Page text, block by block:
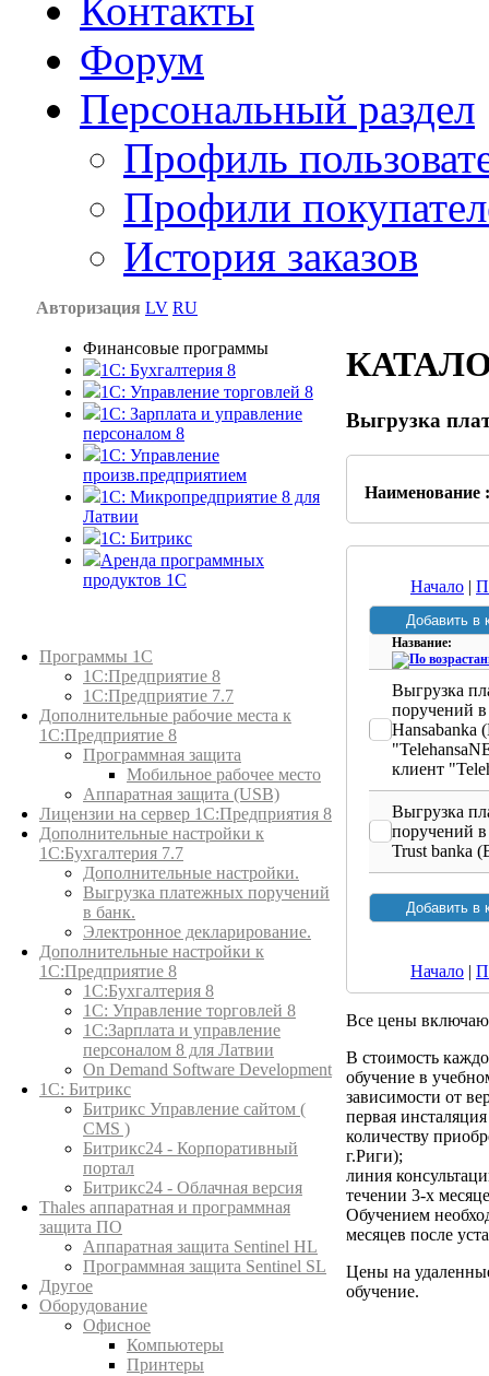
Контакты
Форум
Персональный раздел
Профиль
Профили
История заказов
Авторизация LV RU
Финансовые программы
1С: Бухгалтерия 8
1C: Управление торговлей 8
1C: Зарплата и управление
персоналом 8
1C: Управление
произв.предприятием
1С: Микропредприятие 8 для
Латвии
1C: Битрикс
Аренда программных
продуктов 1С
Программы 1С
1С:Предприятие 8
1С:Предприятие 7.7
Дополнительные рабочие места к
1С:Предприятие 8
Программная защита
Мобильное рабочее место
Аппаратная защита (USB)
Лицензии на сервер 1С:Предприятия 8
Дополнительные настройки к
1С:Бухгалтерия 7.7
Дополнительные настройки.
Выгрузка платежных поручений
в банк.
Электронное декларирование.
Дополнительные настройки к
1С:Предприятие 8
1С:Бухгалтерия 8
1C: Управление торговлей 8
1С:Зарплата и управление
персоналом 8 для Латвии
On Demand Software Development
1С: Битрикс
Битрикс Управление сайтом (
CMS )
Битрикс24 - Корпоративный
портал
Битрикс24 - Облачная версия
Thales аппаратная и программная
защита ПО
Аппаратная защита Sentinel HL
Программная защита Sentinel SL
Другое
Оборудование
Офисное
Компьютеры
Принтеры
Выгрузка
Наименование :
Начало |
Название:
Выгрузка
поручений в
Hansabanka
клиент
Выгрузка
поручений
Trust banka
Начало |
Все цены
В стоимость
обучение в
зависимости от
первая
количеству
г.Риги);
линия
течении 3-х
Обучением
месяцев после
Цены на
обучение.